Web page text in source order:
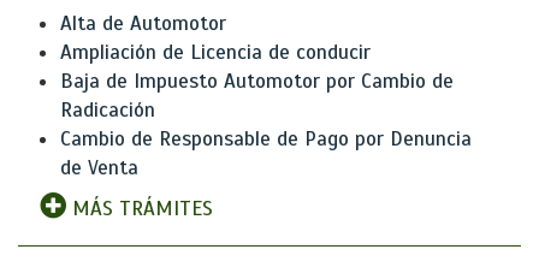
Alta de Automotor
Ampliación de Licencia de conducir
Baja de Impuesto Automotor por Cambio de
Radicación
Cambio de Responsable de Pago por Denuncia
de Venta
MÁS TRÁMITES